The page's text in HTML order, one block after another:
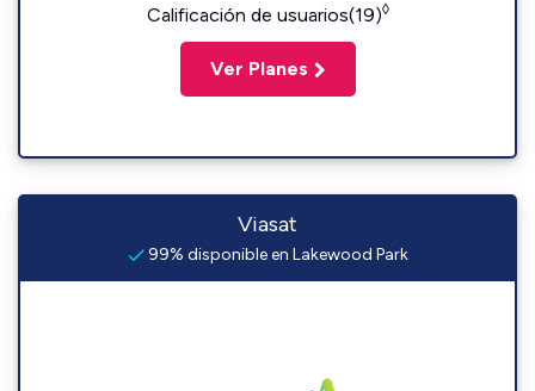
Calificación de usuarios(19)◊
Ver Planes
Viasat
99% disponible en Lakewood Park